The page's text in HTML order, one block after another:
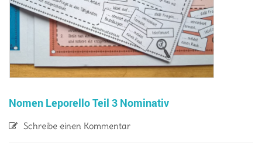
Nomen Leporello Teil 3 Nominativ
Schreibe einen Kommentar